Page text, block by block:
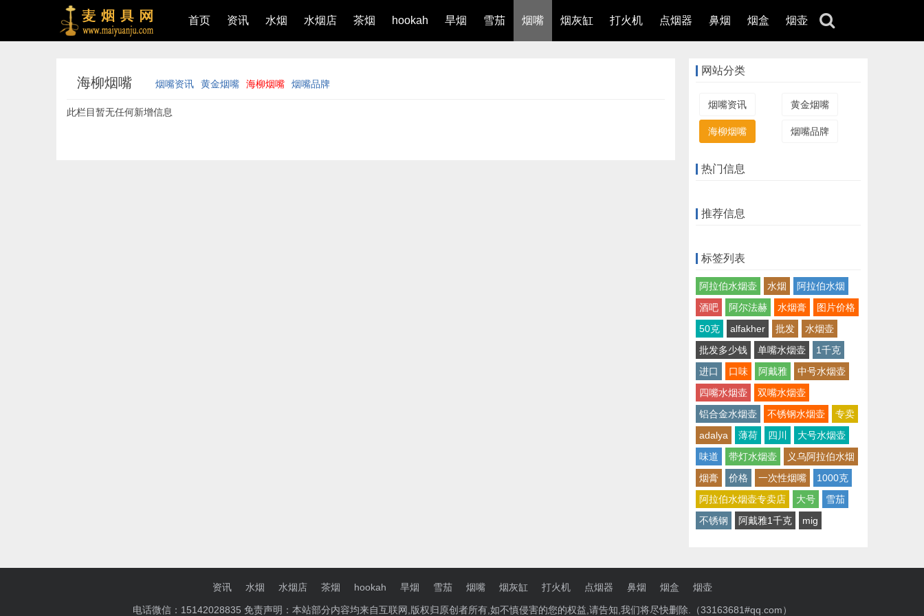
首页 资讯 水烟 水烟店 茶烟 hookah 旱烟 雪茄 烟嘴 烟灰缸 打火机 点烟器 鼻烟 烟盒 烟壶
海柳烟嘴 烟嘴资讯 黄金烟嘴 海柳烟嘴 烟嘴品牌
此栏目暂无任何新增信息
网站分类
烟嘴资讯 黄金烟嘴
海柳烟嘴 烟嘴品牌
热门信息
推荐信息
标签列表
阿拉伯水烟壶 水烟
阿拉伯水烟
酒吧
阿尔法赫 水烟膏
图片价格
50克
alfakher 批发
水烟壶
批发多少钱
单嘴水烟壶
1千克
进口
口味 阿戴雅
中号水烟壶
四嘴水烟壶
双嘴水烟壶
铝合金水烟壶
不锈钢水烟壶
专卖
adalya
薄荷 四川
大号水烟壶
味道
带灯水烟壶
义乌阿拉伯水烟
烟膏
价格 一次性烟嘴
1000克
阿拉伯水烟壶专卖店
大号
雪茄
不锈钢
阿戴雅1千克 mig
资讯 水烟 水烟店 茶烟 hookah 旱烟 雪茄 烟嘴 烟灰缸 打火机 点烟器 鼻烟 烟盒 烟壶
电话微信：15142028835 免责声明：本站部分内容均来自互联网,版权归原创者所有,如不慎侵害的您的权益,请告知,我们将尽快删除.（33163681#qq.com）